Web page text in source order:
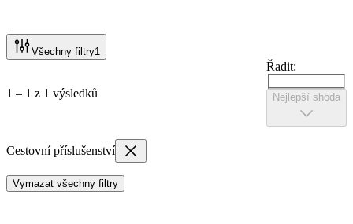
Všechny filtry1
1 – 1 z 1 výsledků
Řadit:
Nejlepší shoda
Cestovní příslušenství
Vymazat všechny filtry